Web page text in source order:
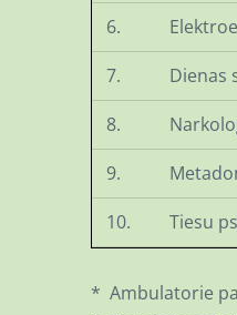
6.
7.
Dienas
8.
9.
10.
Tiesu
* Ambulatorie